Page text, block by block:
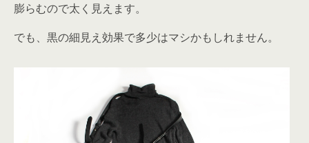
膨らむので太く見えます。
でも、黒の細見え効果で多少はマシかもしれません。